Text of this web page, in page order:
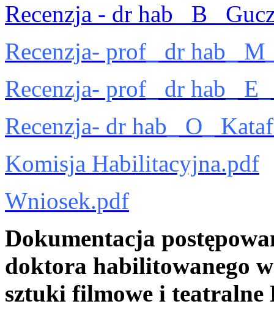
Recenzja - dr hab_ B_
Recenzja- prof_ dr hab_
Recenzja- prof_ dr hab_
Recenzja- dr hab_ O_
Komisja Habilitacyjna.pdf
Wniosek.pdf
Dokumentacja
doktora habilitowanego
sztuki filmowe i